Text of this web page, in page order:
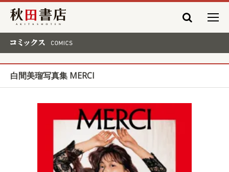
秋田書店
白間美瑠写真集 MERCI